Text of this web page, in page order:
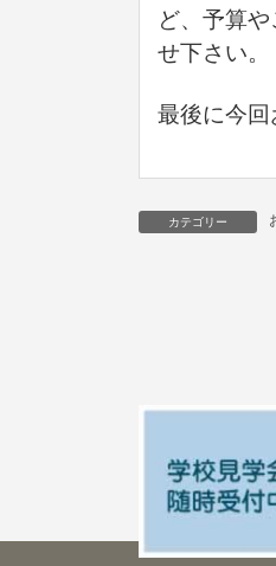
ど、予算
せ下さい。
最後に今回
カテゴリー